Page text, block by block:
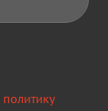
политику